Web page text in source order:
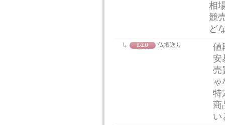
相
競
ど
仏壇送り
値
安
売
ゃ
特
商
い